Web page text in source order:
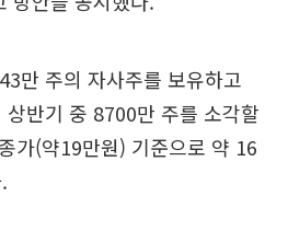
만 주의 자사주를 보유하고
반기 중 8700만 주를 소각할
가(약19만원) 기준으로 약 16